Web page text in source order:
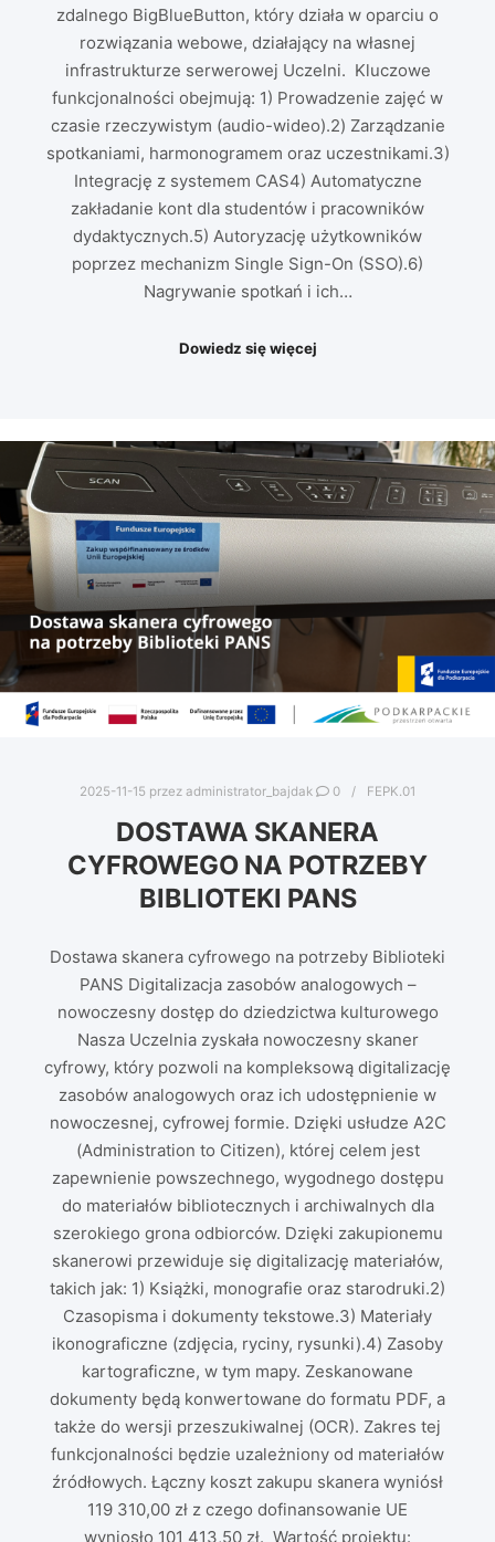
zdalnego BigBlueButton, który działa w oparciu o
rozwiązania webowe, działający na własnej
infrastrukturze serwerowej Uczelni. Kluczowe
funkcjonalności obejmują: 1) Prowadzenie zajęć w
czasie rzeczywistym (audio-wideo).2) Zarządzanie
spotkaniami, harmonogramem oraz uczestnikami.3)
Integrację z systemem CAS4) Automatyczne
zakładanie kont dla studentów i pracowników
dydaktycznych.5) Autoryzację użytkowników
poprzez mechanizm Single Sign-On (SSO).6)
Nagrywanie spotkań i ich…
Dowiedz się więcej
2025-11-15 przez administrator_bajdak 0 FEPK.01
DOSTAWA SKANERA
CYFROWEGO NA POTRZEBY
BIBLIOTEKI PANS
Dostawa skanera cyfrowego na potrzeby Biblioteki
PANS Digitalizacja zasobów analogowych –
nowoczesny dostęp do dziedzictwa kulturowego
Nasza Uczelnia zyskała nowoczesny skaner
cyfrowy, który pozwoli na kompleksową digitalizację
zasobów analogowych oraz ich udostępnienie w
nowoczesnej, cyfrowej formie. Dzięki usłudze A2C
(Administration to Citizen), której celem jest
zapewnienie powszechnego, wygodnego dostępu
do materiałów bibliotecznych i archiwalnych dla
szerokiego grona odbiorców. Dzięki zakupionemu
skanerowi przewiduje się digitalizację materiałów,
takich jak: 1) Książki, monografie oraz starodruki.2)
Czasopisma i dokumenty tekstowe.3) Materiały
ikonograficzne (zdjęcia, ryciny, rysunki).4) Zasoby
kartograficzne, w tym mapy. Zeskanowane
dokumenty będą konwertowane do formatu PDF, a
także do wersji przeszukiwalnej (OCR). Zakres tej
funkcjonalności będzie uzależniony od materiałów
źródłowych. Łączny koszt zakupu skanera wyniósł
119 310,00 zł z czego dofinansowanie UE
wyniosło 101 413,50 zł. Wartość projektu: